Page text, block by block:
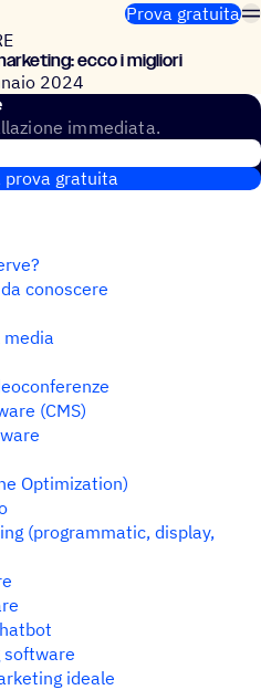
Prova gratuita
ecco i migliori
2024
immediata.
prova gratuita
conoscere
(CMS)
Optimization)
(programmatic, display,
software
ideale